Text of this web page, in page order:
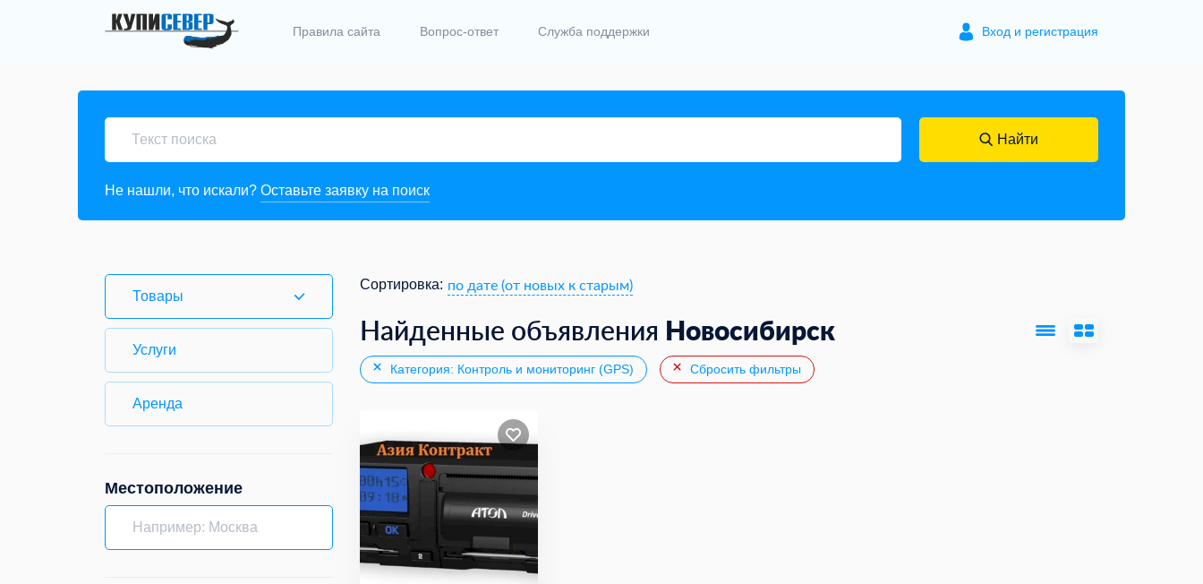
Правила сайта Вопрос-ответ Служба поддержки Вход и регистрация
Найти
Не нашли, что искали? Оставьте заявку на поиск
Товары
Услуги
Аренда
Местоположение
Сортировка: по дате (от новых к старым)
Найденные объявления Новосибирск
Категория: Контроль и мониторинг (GPS) Сбросить фильтры